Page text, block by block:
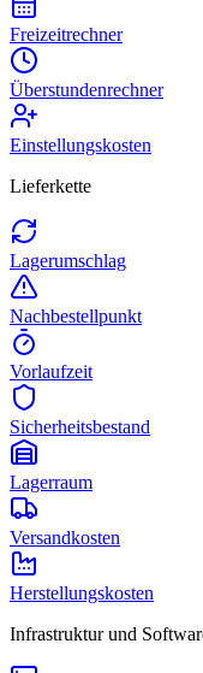
Freizeitrechner
Überstundenrechner
Einstellungskosten
Lieferkette
Lagerumschlag
Nachbestellpunkt
Vorlaufzeit
Sicherheitsbestand
Lagerraum
Versandkosten
Herstellungskosten
Infrastruktur und